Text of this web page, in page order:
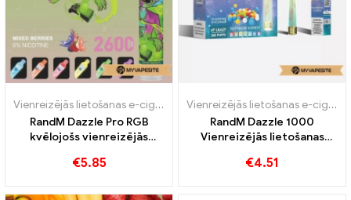
Vienreizējās lietošanas e-cigaretes
RandM Dazzle Pro RGB
kvēlojošs vienreizējās
€5.85
Vienreizējās lietošanas e-cigaretes
RandM Dazzle 1000
Vienreizējās lietošanas
€4.51